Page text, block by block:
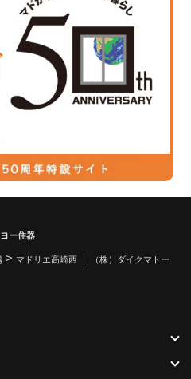
ー住器
> マドリエ高崎西 ｜ （株）ダイクマトー